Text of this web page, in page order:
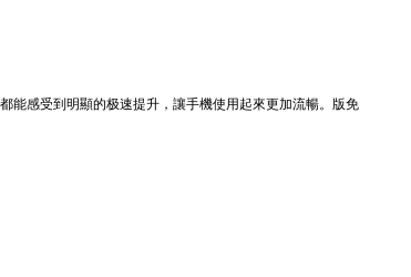
能感受到明顯的极速提升，讓手機使用起來更加流暢。版免